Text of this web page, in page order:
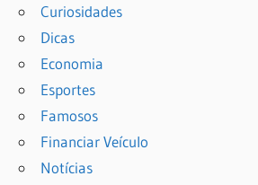
Curiosidades
Dicas
Economia
Esportes
Famosos
Financiar Veículo
Notícias